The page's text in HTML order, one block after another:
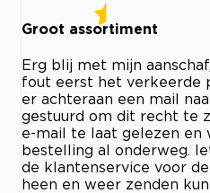
Groot assortiment
Erg blij met mijn
fout eerst het verkeerde
er achteraan een mail
gestuurd om dit recht te
e-mail te laat gelezen en
bestelling al onderweg.
de klantenservice voor
heen en weer zenden